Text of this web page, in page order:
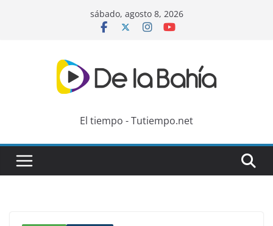
sábado, agosto 8, 2026
El tiempo - Tutiempo.net